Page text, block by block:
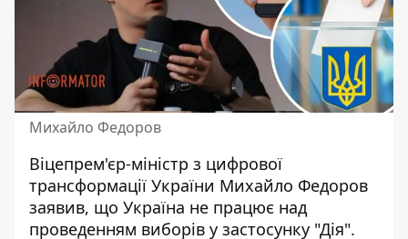
Михайло Федоров
Віцепрем'єр-міністр з цифрової
трансформації України Михайло Федоров
заявив, що Україна не працює над
проведенням виборів у застосунку "Дія".